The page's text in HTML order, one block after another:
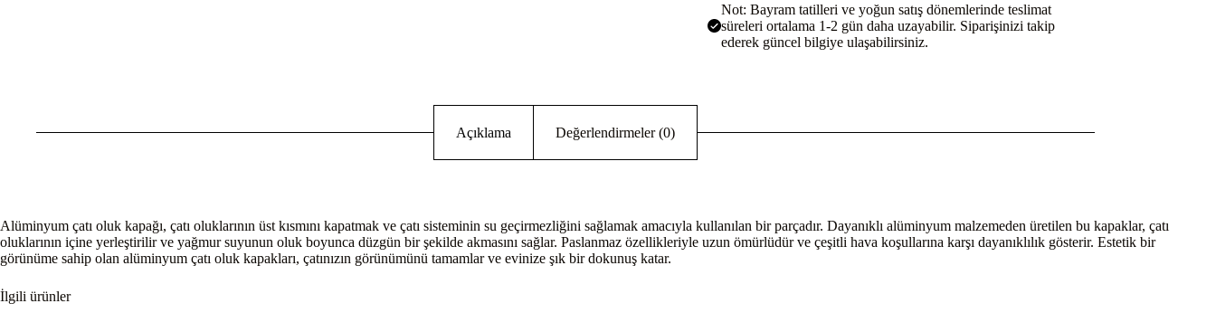
Not: Bayram tatilleri ve yoğun satış dönemlerinde teslimat
süreleri ortalama 1-2 gün daha uzayabilir. Siparişinizi takip
ederek güncel bilgiye ulaşabilirsiniz.
Açıklama Değerlendirmeler (0)
Alüminyum çatı oluk kapağı, çatı oluklarının üst kısmını kapatmak ve çatı sisteminin su geçirmezliğini sağlamak amacıyla kullanılan bir parçadır. Dayanıklı alüminyum malzemeden üretilen bu kapaklar, çatı
oluklarının içine yerleştirilir ve yağmur suyunun oluk boyunca düzgün bir şekilde akmasını sağlar. Paslanmaz özellikleriyle uzun ömürlüdür ve çeşitli hava koşullarına karşı dayanıklılık gösterir. Estetik bir
görünüme sahip olan alüminyum çatı oluk kapakları, çatınızın görünümünü tamamlar ve evinize şık bir dokunuş katar.
İlgili ürünler